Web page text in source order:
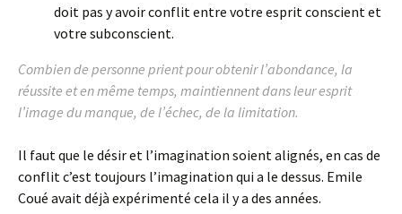
doit pas y avoir conflit entre votre esprit conscient et
votre subconscient.
Combien de personne prient pour obtenir l’abondance, la
réussite et en même temps, maintiennent dans leur esprit
l’image du manque, de l’échec, de la limitation.
Il faut que le désir et l’imagination soient alignés, en cas de
conflit c’est toujours l’imagination qui a le dessus. Emile
Coué avait déjà expérimenté cela il y a des années.